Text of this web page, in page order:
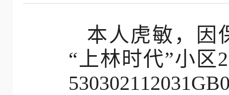
本人虎敏，因
“上林时代”小区